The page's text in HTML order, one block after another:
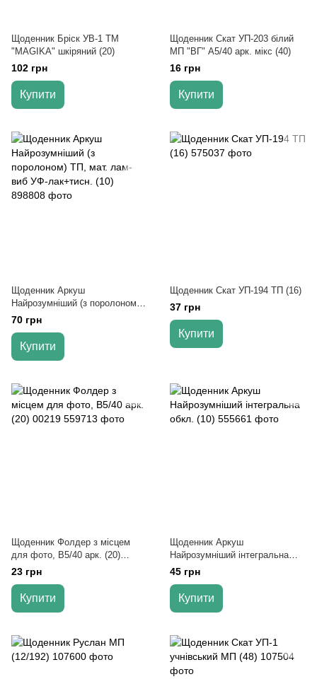
Щоденник Бріск УВ-1 TM
"MAGIKA" шкіряний (20)
102 грн
Купити
Щоденник Скат УП-203 білий
МП "ВГ" А5/40 арк. мікс (40)
16 грн
Купити
Щоденник Аркуш
Найрозумніший (з поролоном)
ТП, мат. лам-виб УФ-лак+тисн.
70 грн
Купити
Щоденник Скат УП-194 ТП (16)
37 грн
Купити
Щоденник Фолдер з місцем
для фото, В5/40 арк. (20)
00219
23 грн
Купити
Щоденник Аркуш
Найрозумніший інтегральна
обкл. (10)
45 грн
Купити